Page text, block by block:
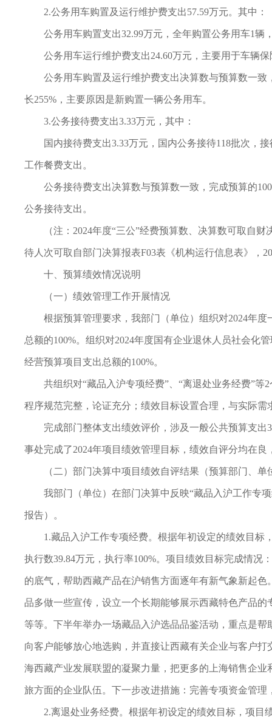
2.公务用车购置及运行维护费支出57.59万元。其中：
公务用车购置支出32.99万元，全年购置公务用车1
公务用车运行维护费支出24.60万元，主要用于车辆
公务用车购置及运行维护费支出决算数与预算数一致
长255%，主要原因是新购置一辆公务用车。
3.公务接待费支出3.33万元，其中：
国内接待费支出3.33万元，国内公务接待118批次，
工作餐费支出。
公务接待费支出决算数与预算数一致，完成预算的
公务接待支出。
（注：2024年度“三公”经费预算数、决算数可取自
待人次可取自部门决算报表F03表《机构运行信息表》，
十、预算绩效情况说明
（一）绩效管理工作开展情况
根据预算管理要求，我部门（单位）组织对2024年
总额的100%。组织对2024年度国有企业退休人员社会化
经营预算项目支出总额的100%。
共组织对“藏品入沪专项经费”、“离退处业务经费”
程序规范完整，论证充分；绩效目标设置合理，与实际
完成部门整体支出绩效评价，涉及一般公共预算支
事处完成了2024年项目绩效管理目标，绩效自评分均在良
（二）部门决算中项目绩效自评结果（预算部门、
我部门（单位）在部门决算中反映“藏品入沪工作专
报告）。
1.藏品入沪工作专项经费。根据年初设定的绩效目标
执行数39.84万元，执行率100%。项目绩效目标完成情
的底气，帮助西藏产品在沪销售方面逐年有新气象新起
品多做一些宣传，设立一个长期能够展示西藏特色产品
等等。下半年举办一场藏品入沪选品品鉴活动，重点是
向客户能够放心地选购，并直接让西藏有关企业与客户
海西藏产业发展联盟的凝聚力量，把更多的上海销售企
旅方面的企业队伍。下一步改进措施：完善专项资金管
2.离退处业务经费。根据年初设定的绩效目标，项目